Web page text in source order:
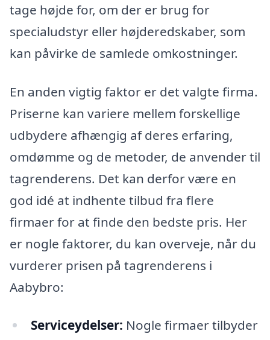
tage højde for, om der er brug for
specialudstyr eller højderedskaber, som
kan påvirke de samlede omkostninger.
En anden vigtig faktor er det valgte firma.
Priserne kan variere mellem forskellige
udbydere afhængig af deres erfaring,
omdømme og de metoder, de anvender til
tagrenderens. Det kan derfor være en
god idé at indhente tilbud fra flere
firmaer for at finde den bedste pris. Her
er nogle faktorer, du kan overveje, når du
vurderer prisen på tagrenderens i
Aabybro:
Serviceydelser: Nogle firmaer tilbyder